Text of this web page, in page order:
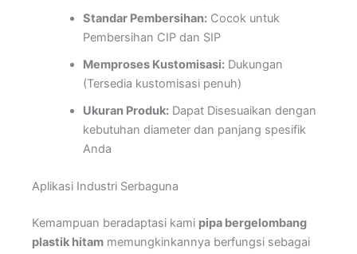
Standar Pembersihan:Cocok untuk
Pembersihan CIP dan SIP
Memproses Kustomisasi:Dukungan
(Tersedia kustomisasi penuh)
Ukuran Produk:Dapat Disesuaikan dengan
kebutuhan diameter dan panjang spesifik
Anda
Aplikasi Industri Serbaguna
Kemampuan beradaptasi kami pipa bergelombang
plastik hitam memungkinkannya berfungsi sebagai